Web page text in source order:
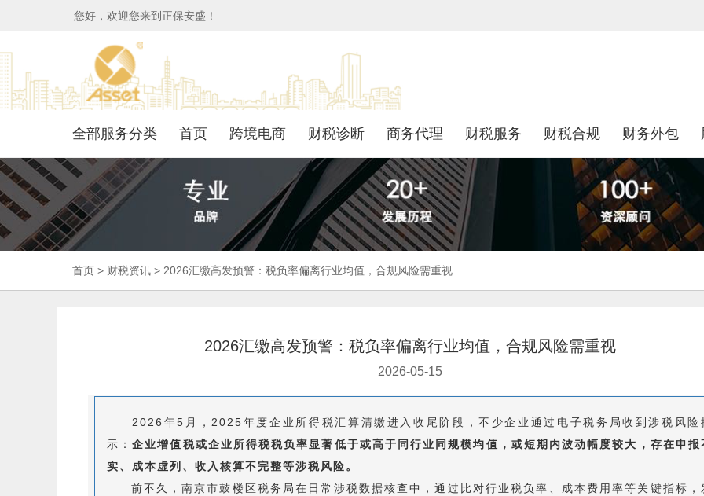
您好，欢迎您来到正保安盛！
全部服务分类 首页 跨境电商 财税诊断 商务代理 财税服务 财税合规 财务外包
首页 > 财税资讯 > 2026汇缴高发预警：税负率偏离行业均值，合规风险需重视
2026汇缴高发预警：税负率偏离行业均值，合规风险需重视
2026-05-15
2026年5月，2025年度企业所得税汇算清缴进入收尾阶段，不少企业通过电子税务局收到涉税风险
示：企业增值税或企业所得税税负率显著低于或高于同行业同规模均值，或短期内波动幅度较大，存在申报
实、成本虚列、收入核算不完整等涉税风险。
前不久，南京市鼓楼区税务局在日常涉税数据核查中，通过比对行业税负率、成本费用率等关键指标，